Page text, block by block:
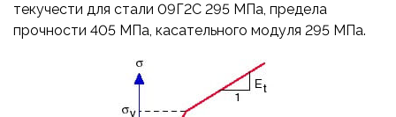
текучести для стали 09Г2С 295 МПа, предела
прочности 405 МПа, касательного модуля 295 МПа.